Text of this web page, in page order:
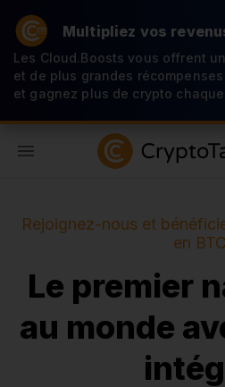
Multipliez vos
Les Cloud.Boosts vous offrent
et de plus grandes
et gagnez plus de crypto
Rejoignez-nous et
en BTC
Le premier
au monde